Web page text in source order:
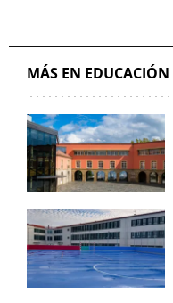
MÁS EN EDUCACIÓN